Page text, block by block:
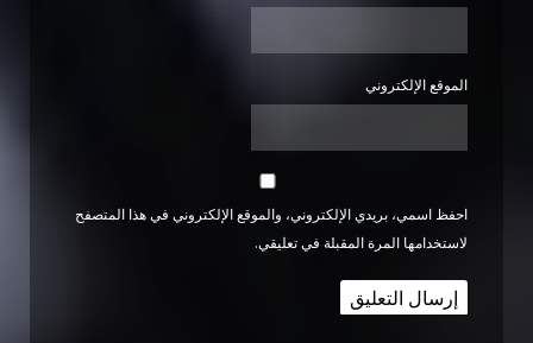
الموقع الإلكتروني
احفظ اسمي، بريدي الإلكتروني، والموقع الإلكتروني في هذا المتصفح
لاستخدامها المرة المقبلة في تعليقي.